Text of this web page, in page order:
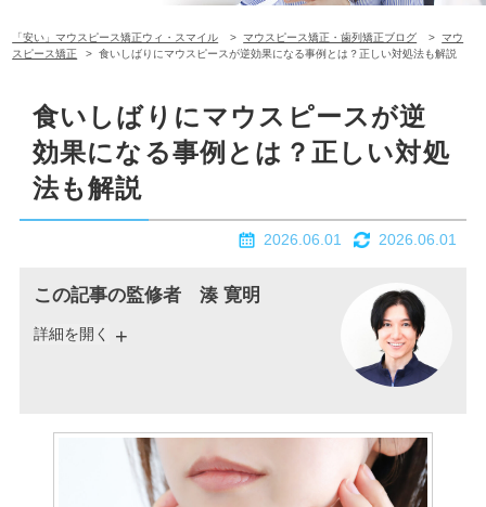
「安い」マウスピース矯正ウィ・スマイル マウスピース矯正・歯列矯正ブログ
マウ
スピース矯正
食いしばりにマウスピースが逆効果になる事例とは？正しい対処法も解説
食いしばりにマウスピースが逆
効果になる事例とは？正しい対処
法も解説
2026.06.01 2026.06.01
この記事の監修者 湊 寛明
詳細を開く